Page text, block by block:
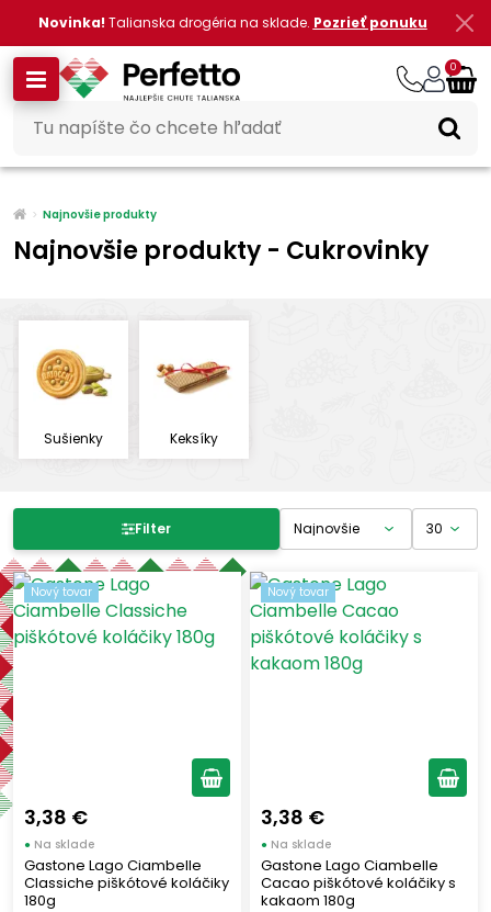
Novinka! Talianska drogéria na sklade. Pozrieť ponuku
0
Najnovšie produkty
Najnovšie produkty - Cukrovinky
Sušienky Keksíky
Filter produktov
Cena
€ - €
Štítky
Filter
Nový tovar
3,38 €
● Na sklade
Gastone Lago Ciambelle
Classiche piškótové koláčiky
180g
Nový tovar
3,38 €
● Na sklade
Gastone Lago Ciambelle
Cacao piškótové koláčiky s
kakaom 180g